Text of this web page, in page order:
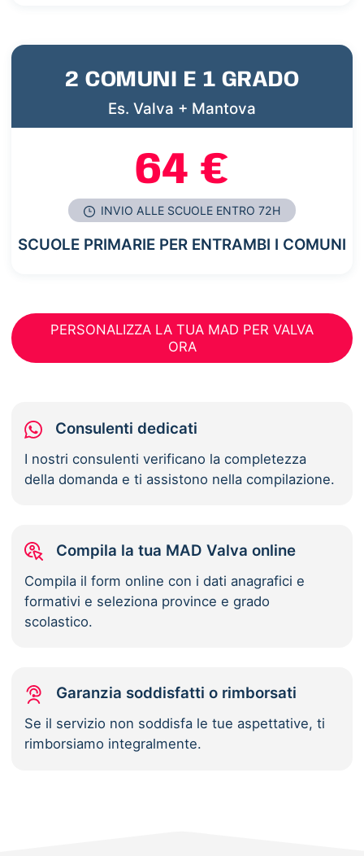
2 COMUNI E 1 GRADO
Es. Valva + Mantova
64 €
INVIO ALLE SCUOLE ENTRO 72H
SCUOLE PRIMARIE PER ENTRAMBI I COMUNI
PERSONALIZZA LA TUA MAD PER VALVA
ORA
Consulenti dedicati
I nostri consulenti verificano la completezza
della domanda e ti assistono nella compilazione.
Compila la tua MAD Valva online
Compila il form online con i dati anagrafici e
formativi e seleziona province e grado
scolastico.
Garanzia soddisfatti o rimborsati
Se il servizio non soddisfa le tue aspettative, ti
rimborsiamo integralmente.